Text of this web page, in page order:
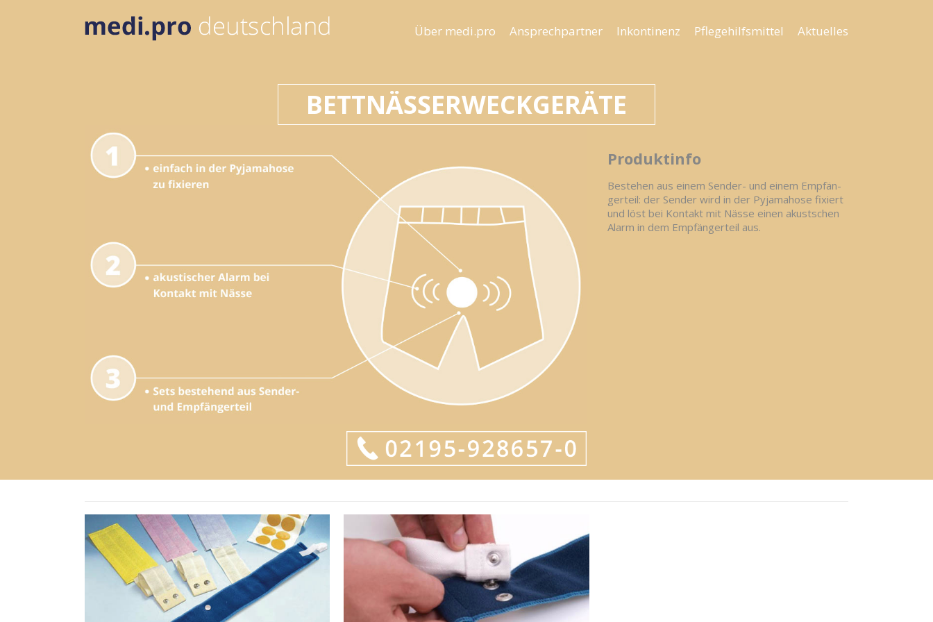
Über medi.pro Ansprech­partner Inkon­tinenz Pfle­ge­hilfs­mittel Aktu­elles
BETT­NÄS­S­ER­WECK­GERÄTE
Pro­duktinfo
Bestehen aus einem Sender- und einem Emp­fän­
gerteil: der Sender wird in der Pyja­mahose fixiert
und löst bei Kontakt mit Nässe einen akus­t­schen
Alarm in dem Emp­fän­gerteil aus.